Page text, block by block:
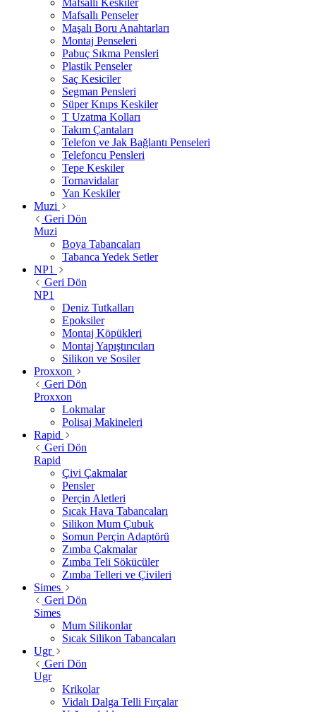
Mafsallı Keskiler
Mafsallı Penseler
Maşalı Boru Anahtarları
Montaj Penseleri
Pabuç Sıkma Pensleri
Plastik Penseler
Saç Kesiciler
Segman Pensleri
Süper Knıps Keskiler
T Uzatma Kolları
Takım Çantaları
Telefon ve Jak Bağlantı Penseleri
Telefoncu Pensleri
Tepe Keskiler
Tornavidalar
Yan Keskiler
Muzi
Geri Dön
Muzi
Boya Tabancaları
Tabanca Yedek Setler
NP1
Geri Dön
NP1
Deniz Tutkalları
Epoksiler
Montaj Köpükleri
Montaj Yapıştırıcıları
Silikon ve Sosiler
Proxxon
Geri Dön
Proxxon
Lokmalar
Polisaj Makineleri
Rapid
Geri Dön
Rapid
Çivi Çakmalar
Pensler
Perçin Aletleri
Sıcak Hava Tabancaları
Silikon Mum Çubuk
Somun Perçin Adaptörü
Zımba Çakmalar
Zımba Teli Sökücüler
Zımba Telleri ve Çivileri
Simes
Geri Dön
Simes
Mum Silikonlar
Sıcak Silikon Tabancaları
Ugr
Geri Dön
Ugr
Krikolar
Vidalı Dalga Telli Fırçalar